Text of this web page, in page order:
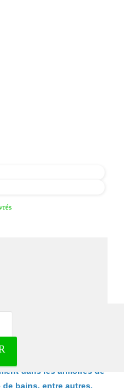
dans les armoires de
bains, entre autres.